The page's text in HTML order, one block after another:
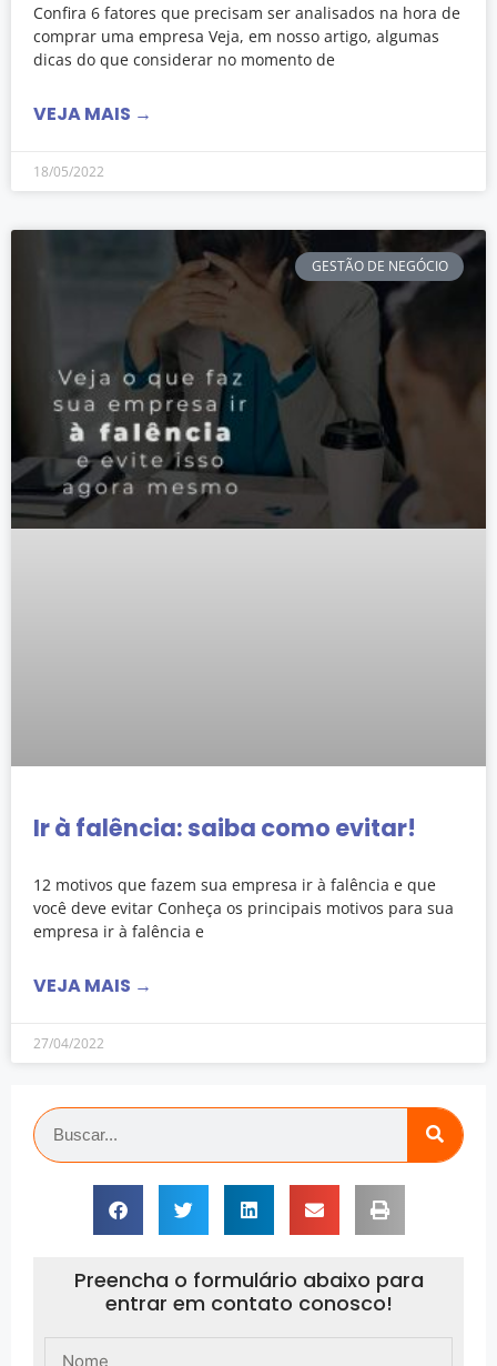
Confira 6 fatores que precisam ser analisados na hora de
comprar uma empresa Veja, em nosso artigo, algumas
dicas do que considerar no momento de
VEJA MAIS →
18/05/2022
GESTÃO DE NEGÓCIO
Ir à falência: saiba como evitar!
12 motivos que fazem sua empresa ir à falência e que
você deve evitar Conheça os principais motivos para sua
empresa ir à falência e
VEJA MAIS →
27/04/2022
Preencha o formulário abaixo para
entrar em contato conosco!